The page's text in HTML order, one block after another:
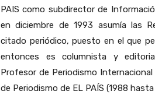
PAIS como subdirector de
en diciembre de 1993 asumía las
citado periódico, puesto en el que
entonces es columnista y
Profesor de Periodismo
de Periodismo de EL PAÍS (1988